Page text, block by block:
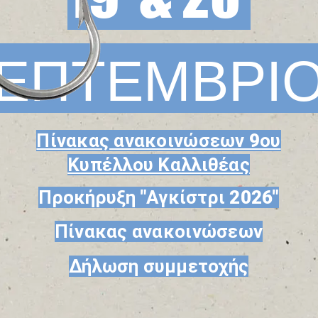
Πίνακας ανακοινώσεων 9ου
Κυπέλλου Καλλιθέας
​Προκήρυξη "Αγκίστρι 2026"
​Πίνακας ανακοινώσεων
Δήλωση συμμετοχής